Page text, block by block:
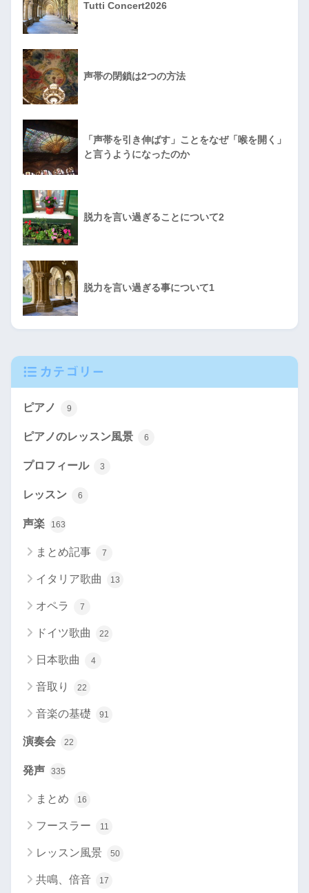
Tutti Concert2026
声帯の閉鎖は2つの方法
「声帯を引き伸ばす」ことをなぜ「喉を開く」
と言うようになったのか
脱力を言い過ぎることについて2
脱力を言い過ぎる事について1
カテゴリー
ピアノ 9
ピアノのレッスン風景 6
プロフィール 3
レッスン 6
声楽 163
まとめ記事 7
イタリア歌曲 13
オペラ 7
ドイツ歌曲 22
日本歌曲 4
音取り 22
音楽の基礎 91
演奏会 22
発声 335
まとめ 16
フースラー 11
レッスン風景 50
共鳴、倍音 17